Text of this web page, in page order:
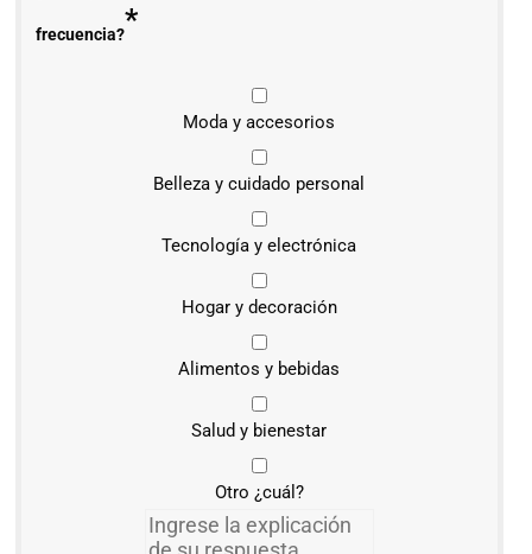
frecuencia?*
Moda y accesorios
Belleza y cuidado personal
Tecnología y electrónica
Hogar y decoración
Alimentos y bebidas
Salud y bienestar
Otro ¿cuál?